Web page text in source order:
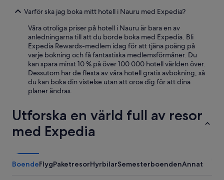
Varför ska jag boka mitt hotell i Nauru med Expedia?
Våra otroliga priser på hotell i Nauru är bara en av
anledningarna till att du borde boka med Expedia. Bli
Expedia Rewards-medlem idag för att tjäna poäng på
varje bokning och få fantastiska medlemsförmåner. Du
kan spara minst 10 % på över 100 000 hotell världen över.
Dessutom har de flesta av våra hotell gratis avbokning, så
du kan boka din vistelse utan att oroa dig för att dina
planer ändras.
Utforska en värld full av resor
med Expedia
BoendeFlygPaketresorHyrbilarSemesterboendenAnnat